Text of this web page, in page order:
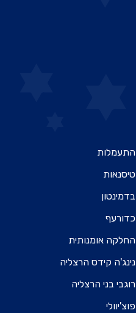
התעמלות
טיסנאות
בדמינטון
כדורעף
החלקה אומנותית
נינג'ה קידס הרצליה
רוגבי בני הרצליה
פוצ'יוולי